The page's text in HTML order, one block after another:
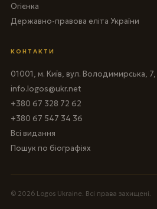
Огієнка
Державно-правова еліта України
КОНТАКТИ
01001, м. Київ, вул. Володимирська,
info.logos@ukr.net
+380 67 328 72 62
+380 67 547 34 36
Всі видання
Пошук по біографіях
© 2026 Logos Ukraine. Всі права захищені.